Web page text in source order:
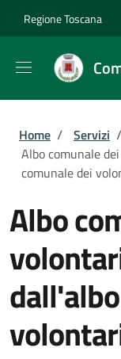
Regione Toscana
Briciole
Home / Servizi /
Albo comunale
comunale dei
Albo